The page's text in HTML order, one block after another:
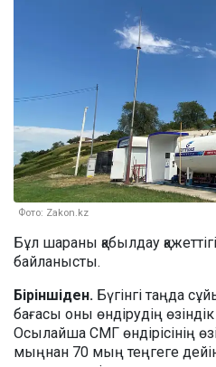
Фото: Zakon.kz
Бұл шараны қабылдау
байланысты.
Біріншіден. Бүгінгі таңда
бағасы оны өндірудің
Осылайша СМГ өндірісінің
мыңнан 70 мың теңгеге